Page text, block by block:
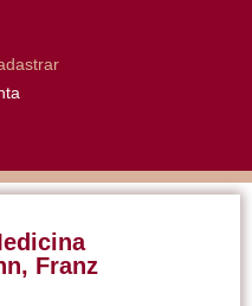
Franz